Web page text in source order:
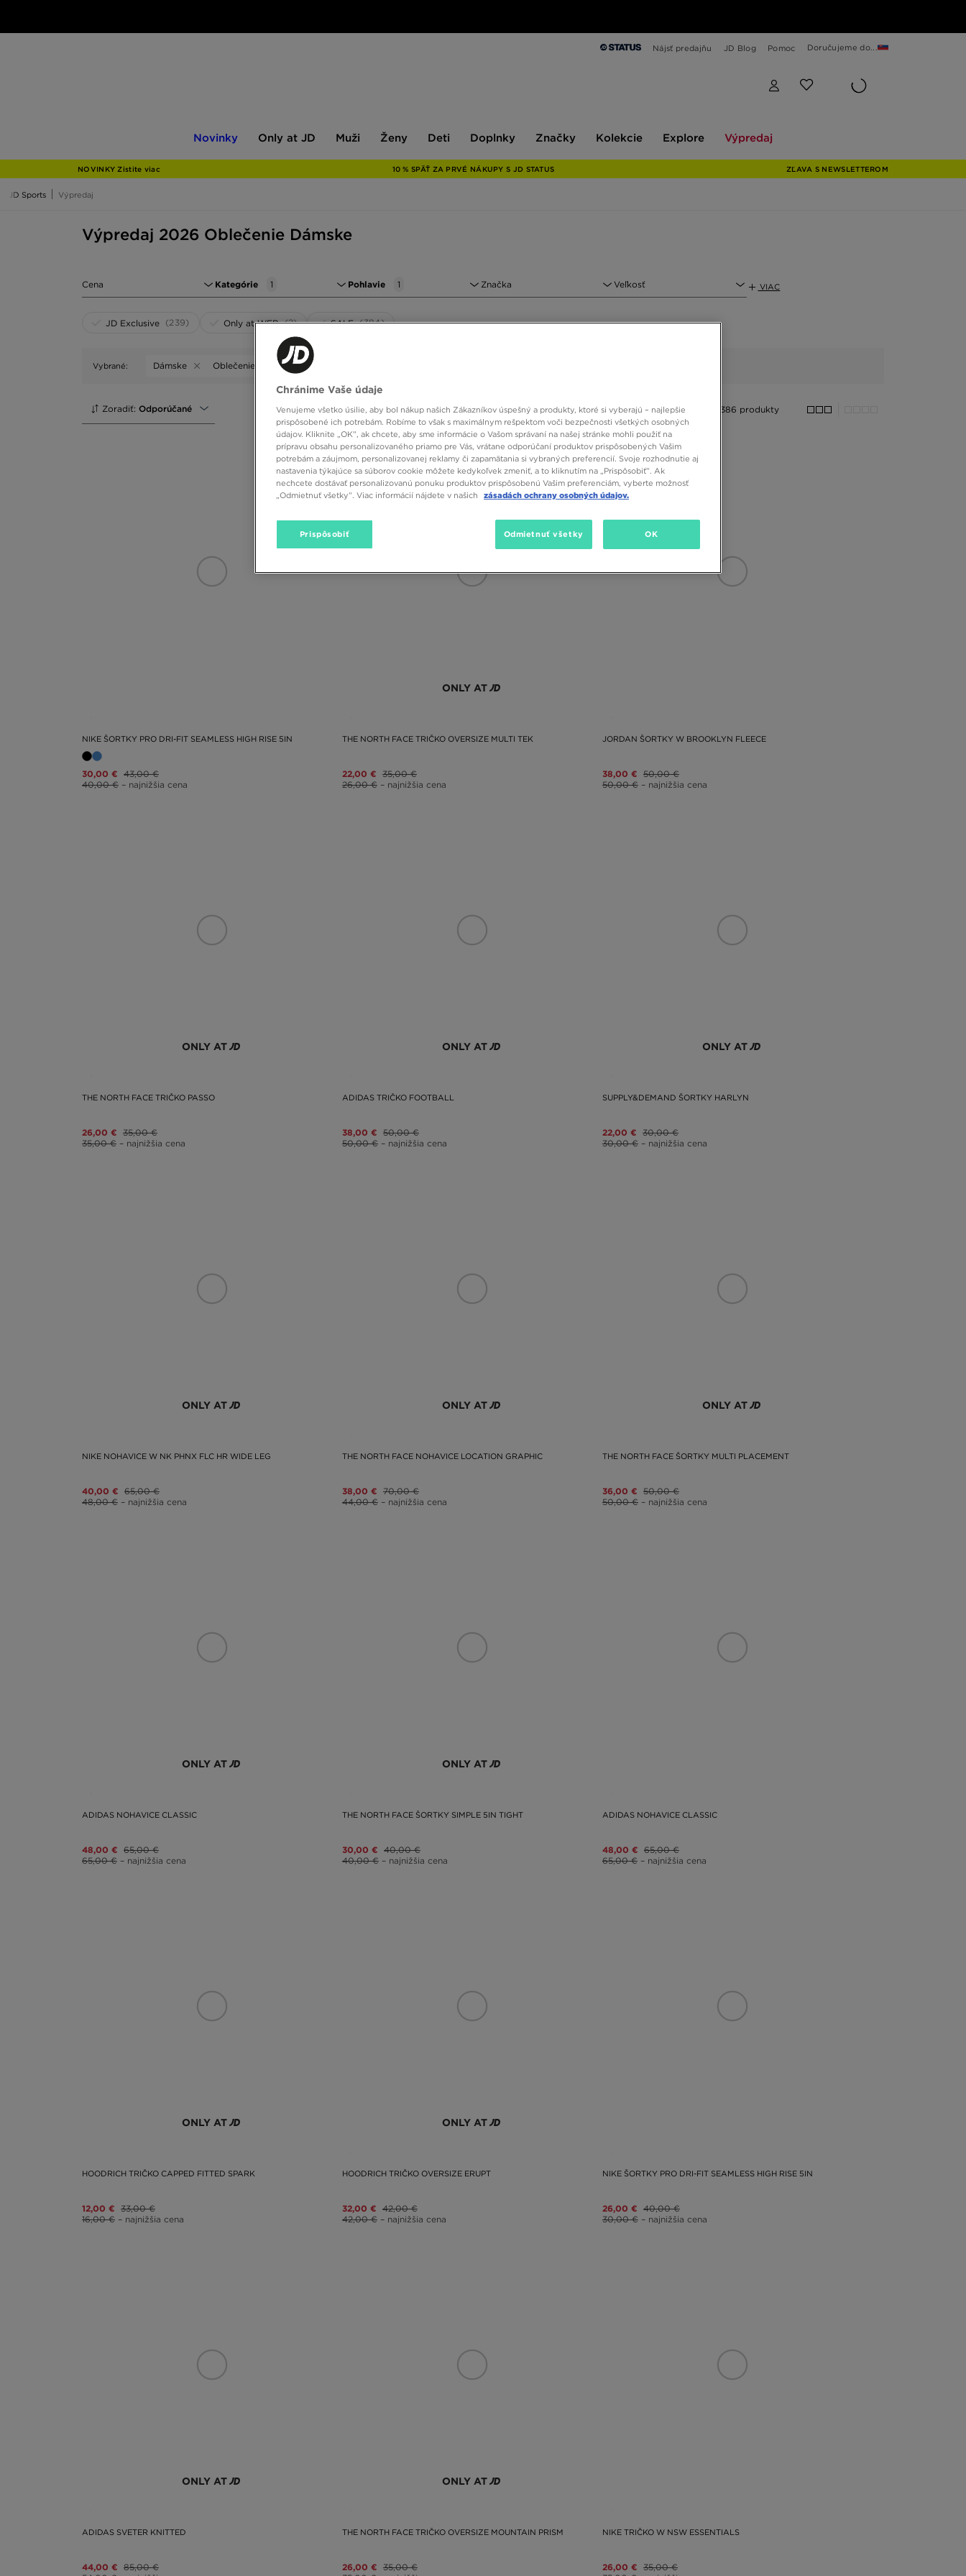
Nájsť predajňu JD Blog Pomoc Doručujeme do...
Novinky
JD
Only at JD Muži Ženy Deti Doplnky Značky Kolekcie Explore Výpredaj
NOVINKY Zistite viac 10 % SPÄŤ ZA PRVÉ NÁKUPY S JD STATUS ZĽAVA S NEWSLETTEROM
JD Sports Výpredaj
Výpredaj 2026 Oblečenie Dámske
Cena Kategórie 1 Pohlavie 1 Značka Veľkosť VIAC
JD Exclusive (239) Only at WEB (2) SALE (384)
Vybrané: Dámske Oblečenie Vyčistiť
Zoradiť: Odporúčané 386 produkty
NIKE ŠORTKY PRO DRI-FIT SEAMLESS HIGH RISE 5IN
30,00 € 43,00 €
40,00 € – najnižšia cena
ONLY AT
THE NORTH FACE TRIČKO OVERSIZE MULTI TEK
22,00 € 35,00 €
26,00 € – najnižšia cena
JORDAN ŠORTKY W BROOKLYN FLEECE
38,00 € 50,00 €
50,00 € – najnižšia cena
ONLY AT
THE NORTH FACE TRIČKO PASSO
26,00 € 35,00 €
35,00 € – najnižšia cena
ONLY AT
ADIDAS TRIČKO FOOTBALL
38,00 € 50,00 €
50,00 € – najnižšia cena
ONLY AT
SUPPLY&DEMAND ŠORTKY HARLYN
22,00 € 30,00 €
30,00 € – najnižšia cena
ONLY AT
NIKE NOHAVICE W NK PHNX FLC HR WIDE LEG
40,00 € 65,00 €
48,00 € – najnižšia cena
ONLY AT
THE NORTH FACE NOHAVICE LOCATION GRAPHIC
38,00 € 70,00 €
44,00 € – najnižšia cena
ONLY AT
THE NORTH FACE ŠORTKY MULTI PLACEMENT
36,00 € 50,00 €
50,00 € – najnižšia cena
ONLY AT
ADIDAS NOHAVICE CLASSIC
48,00 € 65,00 €
65,00 € – najnižšia cena
ONLY AT
THE NORTH FACE ŠORTKY SIMPLE 5IN TIGHT
30,00 € 40,00 €
40,00 € – najnižšia cena
ADIDAS NOHAVICE CLASSIC
48,00 € 65,00 €
65,00 € – najnižšia cena
ONLY AT
HOODRICH TRIČKO CAPPED FITTED SPARK
12,00 € 33,00 €
16,00 € – najnižšia cena
ONLY AT
HOODRICH TRIČKO OVERSIZE ERUPT
32,00 € 42,00 €
42,00 € – najnižšia cena
NIKE ŠORTKY PRO DRI-FIT SEAMLESS HIGH RISE 5IN
26,00 € 40,00 €
30,00 € – najnižšia cena
ONLY AT
ADIDAS SVETER KNITTED
44,00 € 85,00 €
ONLY AT
THE NORTH FACE TRIČKO OVERSIZE MOUNTAIN PRISM
26,00 € 35,00 €
NIKE TRIČKO W NSW ESSENTIALS
26,00 € 35,00 €
Chránime Vaše údaje
Venujeme všetko úsilie, aby bol nákup našich Zákazníkov úspešný a produkty, ktoré si vyberajú – najlepšie
prispôsobené ich potrebám. Robíme to však s maximálnym rešpektom voči bezpečnosti všetkých osobných
údajov. Kliknite „OK”, ak chcete, aby sme informácie o Vašom správaní na našej stránke mohli použiť na
prípravu obsahu personalizovaného priamo pre Vás, vrátane odporúčaní produktov prispôsobených Vašim
potrebám a záujmom, personalizovanej reklamy či zapamätania si vybraných preferencií. Svoje rozhodnutie aj
nastavenia týkajúce sa súborov cookie môžete kedykoľvek zmeniť, a to kliknutím na „Prispôsobiť”. Ak
nechcete dostávať personalizovanú ponuku produktov prispôsobenú Vašim preferenciám, vyberte možnosť
„Odmietnuť všetky”. Viac informácií nájdete v našich
zásadách ochrany osobných údajov.
Prispôsobiť Odmietnuť všetky OK